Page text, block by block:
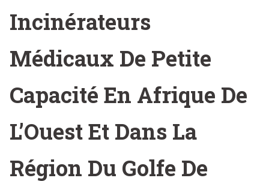
Incinérateurs
Médicaux De Petite
Capacité En Afrique De
L’Ouest Et Dans La
Région Du Golfe De